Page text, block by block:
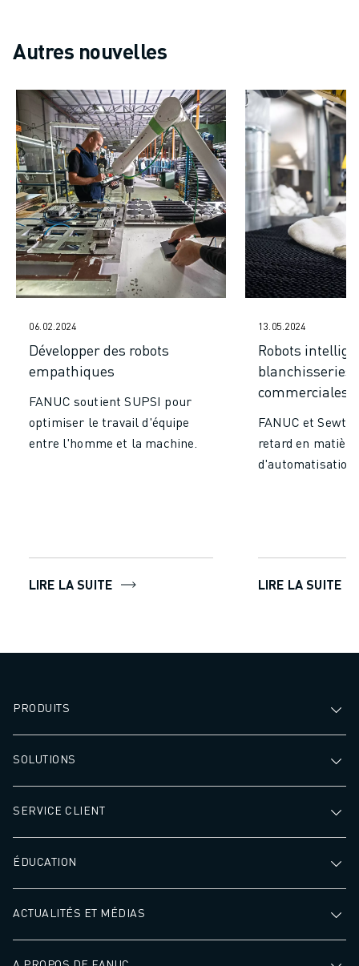
Autres nouvelles
06.02.2024
Développer des robots
empathiques
FANUC soutient SUPSI pour
optimiser le travail d'équipe
entre l'homme et la machine.
LIRE LA SUITE
13.05.2024
Robots
blanchisseries
commerciales
FANUC et
retard en matière
d'automatisation.
LIRE LA SUITE
PRODUITS
SOLUTIONS
SERVICE CLIENT
ÉDUCATION
ACTUALITÉS ET MÉDIAS